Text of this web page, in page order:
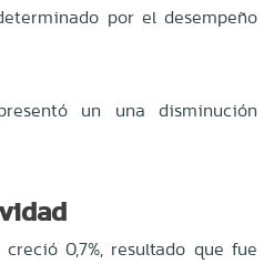
por el desempeño
un una disminución
creció 0,7%, resultado que fue